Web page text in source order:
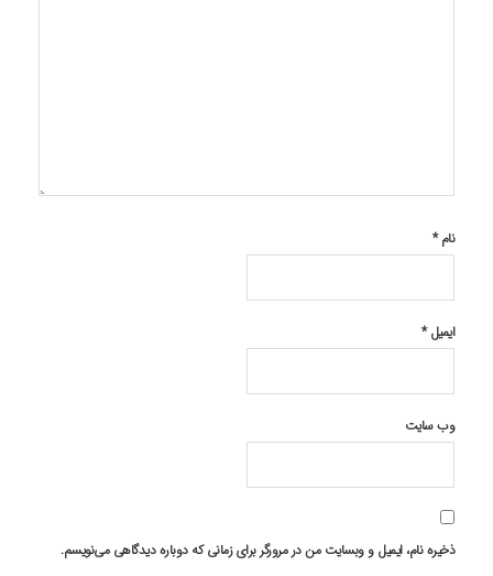
نام*
ایمیل*
وب‌ سایت
ذخیره نام، ایمیل و وبسایت من در مرورگر برای زمانی که دوباره دیدگاهی می‌نویسم.